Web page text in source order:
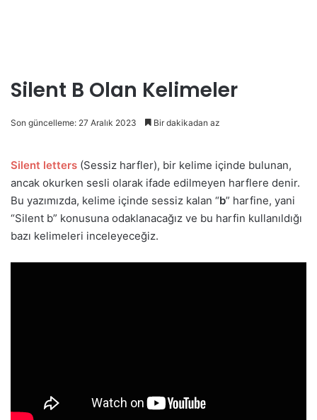
Silent B Olan Kelimeler
Son güncelleme: 27 Aralık 2023 Bir dakikadan az
Silent letters (Sessiz harfler), bir kelime içinde bulunan,
ancak okurken sesli olarak ifade edilmeyen harflere denir.
Bu yazımızda, kelime içinde sessiz kalan “b” harfine, yani
“Silent b” konusuna odaklanacağız ve bu harfin kullanıldığı
bazı kelimeleri inceleyeceğiz.